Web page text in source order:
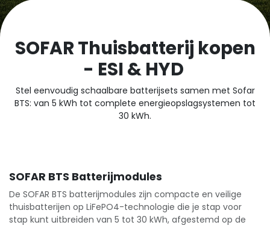
SOFAR Thuisbatterij kopen
- ESI & HYD
Stel eenvoudig schaalbare batterijsets samen met Sofar
BTS: van 5 kWh tot complete energieopslagsystemen tot
30 kWh.
SOFAR BTS Batterijmodules
De SOFAR BTS batterijmodules zijn compacte en veilige
thuisbatterijen op LiFePO4-technologie die je stap voor
stap kunt uitbreiden van 5 tot 30 kWh, afgestemd op de